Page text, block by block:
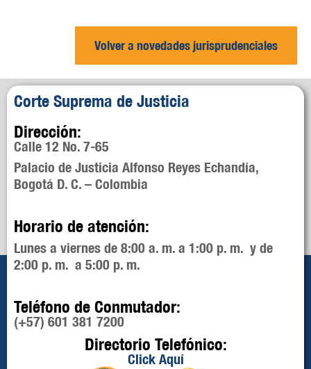
Volver a novedades jurisprudenciales
Corte Suprema de Justicia
Dirección:
Calle 12 No. 7-65
Palacio de Justicia Alfonso Reyes Echandía,
Bogotá D. C. – Colombia
Horario de atención:
Lunes a viernes de 8:00 a. m. a 1:00 p. m. y de
2:00 p. m. a 5:00 p. m.
Teléfono de Conmutador:
(+57) 601 381 7200
Directorio Telefónico:
Click Aquí